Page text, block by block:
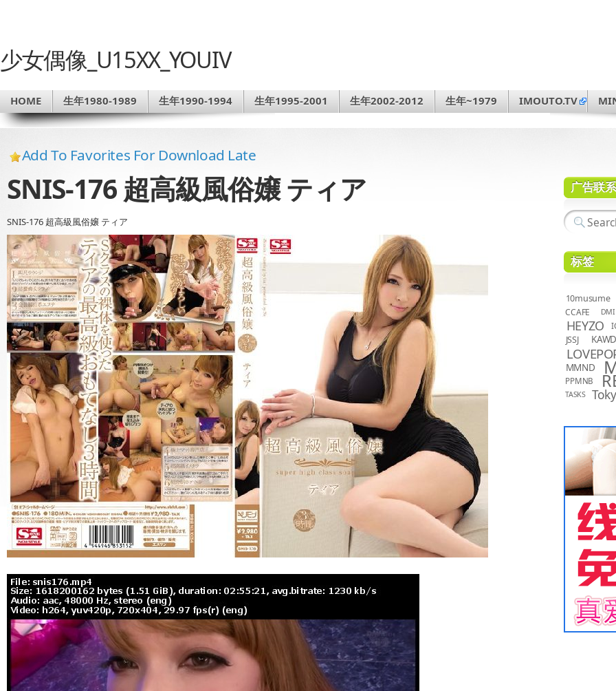
少女偶像_U15XX_YOUIV
HOME 生年1980-1989 生年1990-1994 生年1995-2001 生年2002-2012 生年~1979 IMOUTO.TV
Add To Favorites For Download Late
SNIS-176 超高級風俗嬢 ティア
SNIS-176 超高級風俗嬢 ティア
广告联
标签
10musume
CCAFE DMI
HEYZO
JSSJ KAWD
MMND
PPMNB
TASKS